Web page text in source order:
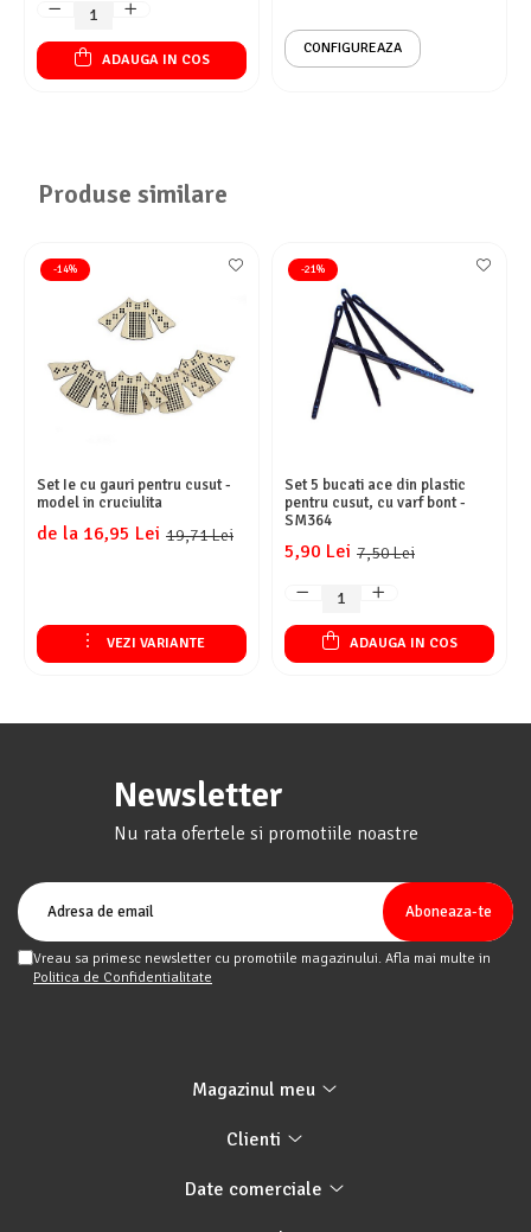
ADAUGA IN COS
CONFIGUREAZA
Produse similare
-14%
Set Ie cu gauri pentru cusut -
model in cruciulita
19,71 Lei
de la 16,95 Lei
VEZI VARIANTE
-21%
Set 5 bucati ace din plastic
pentru cusut, cu varf bont -
SM364
7,50 Lei
5,90 Lei
ADAUGA IN COS
Newsletter
Nu rata ofertele si promotiile noastre
Vreau sa primesc newsletter cu promotiile magazinului. Afla mai multe in
Politica de Confidentialitate
Magazinul meu
Clienti
Date comerciale